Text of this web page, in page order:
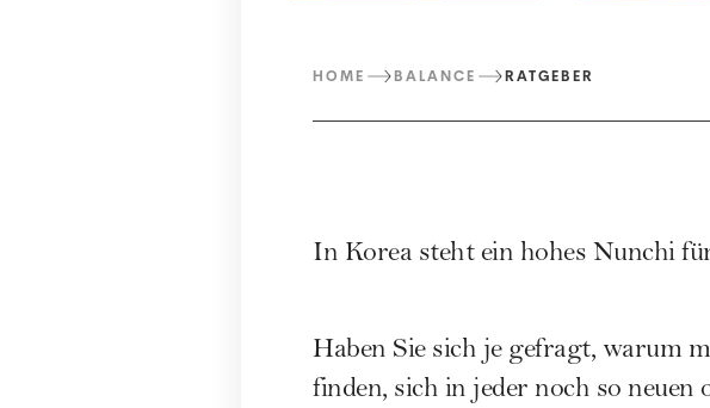
HOME BALANCE RATGEBER
In Korea steht ein hohes Nunchi
Haben Sie sich je gefragt, warum
finden, sich in jeder noch so